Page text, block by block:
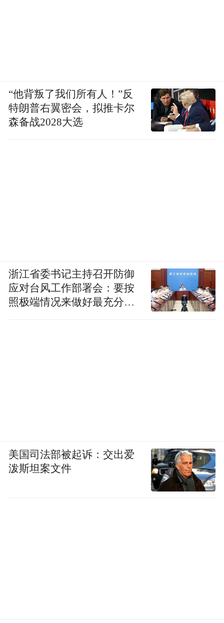
“他背叛了我们所有人！”反
特朗普右翼密会，拟推卡尔
森备战2028大选
浙江省委书记主持召开防御
应对台风工作部署会：要按
照极端情况来做好最充分的
美国司法部被起诉：交出爱
泼斯坦案文件